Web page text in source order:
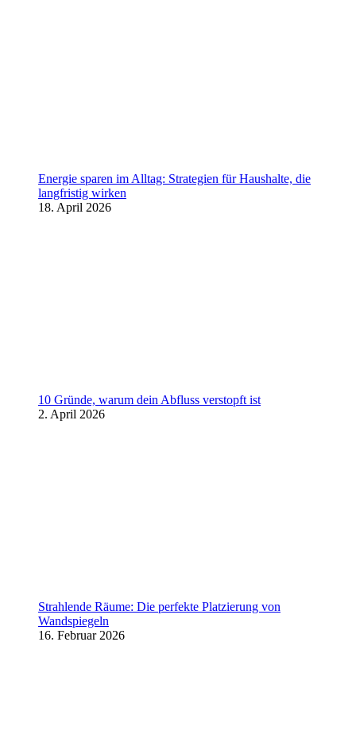
Energie sparen im Alltag: Strategien für Haushalte, die
langfristig wirken
18. April 2026
10 Gründe, warum dein Abfluss verstopft ist
2. April 2026
Strahlende Räume: Die perfekte Platzierung von
Wandspiegeln
16. Februar 2026